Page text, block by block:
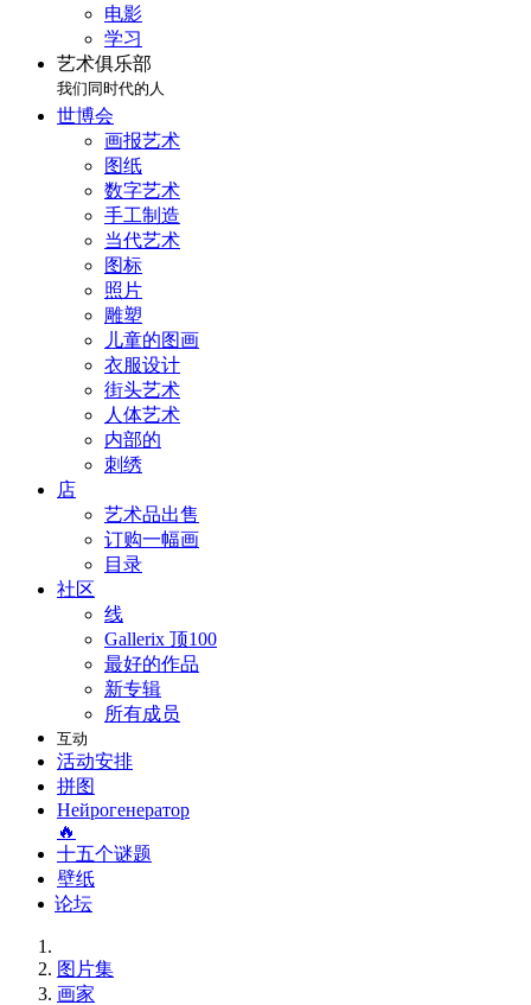
电影
学习
艺术俱乐部
我们同时代的人
世博会
画报艺术
图纸
数字艺术
手工制造
当代艺术
图标
照片
雕塑
儿童的图画
衣服设计
街头艺术
人体艺术
内部的
刺绣
店
艺术品出售
订购一幅画
目录
社区
线
Gallerix 顶100
最好的作品
新专辑
所有成员
互动
活动安排
拼图
Нейрогенератор
🔥
十五个谜题
壁纸
论坛
图片集
画家